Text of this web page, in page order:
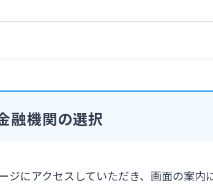
融機関の選択
にアクセスしていただき、画面の案内